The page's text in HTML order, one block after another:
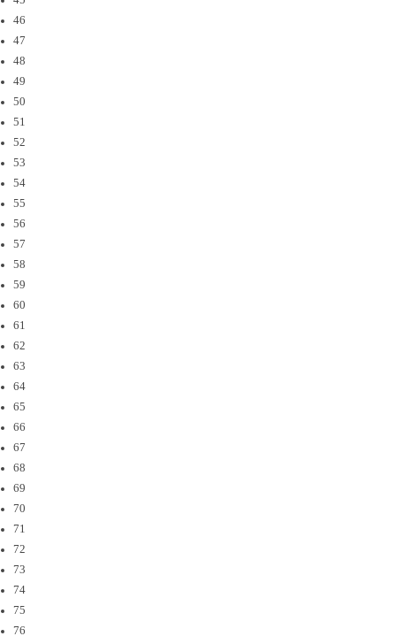
46
47
48
49
50
51
52
53
54
55
56
57
58
59
60
61
62
63
64
65
66
67
68
69
70
71
72
73
74
75
76